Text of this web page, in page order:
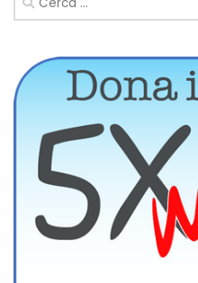
per: